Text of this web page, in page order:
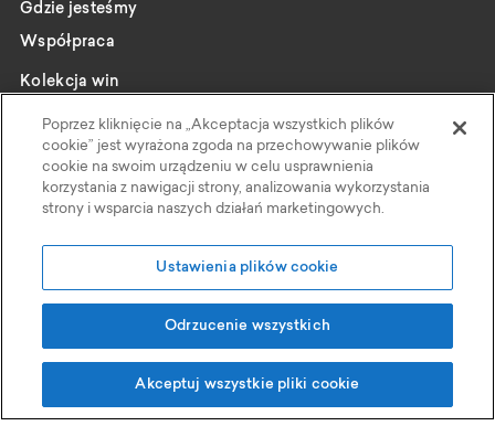
Gdzie jesteśmy
Współpraca
Kolekcja win
Katalog
Wybrani producenci
Wine pairing
Kontakt
Polityka Prywatności
Grupa Eurocash, ul Wiśniowa 11, 62-052 Komorniki
Projekt i realizacja:
© 2026 Wszelkie prawa zastrzeżone przez Faktoria Win à la Carte
Poprzez kliknięcie na „Akceptacja wszystkich plików
cookie” jest wyrażona zgoda na przechowywanie plików
cookie na swoim urządzeniu w celu usprawnienia
korzystania z nawigacji strony, analizowania wykorzystania
strony i wsparcia naszych działań marketingowych.
Ustawienia plików cookie
Odrzucenie wszystkich
Akceptuj wszystkie pliki cookie